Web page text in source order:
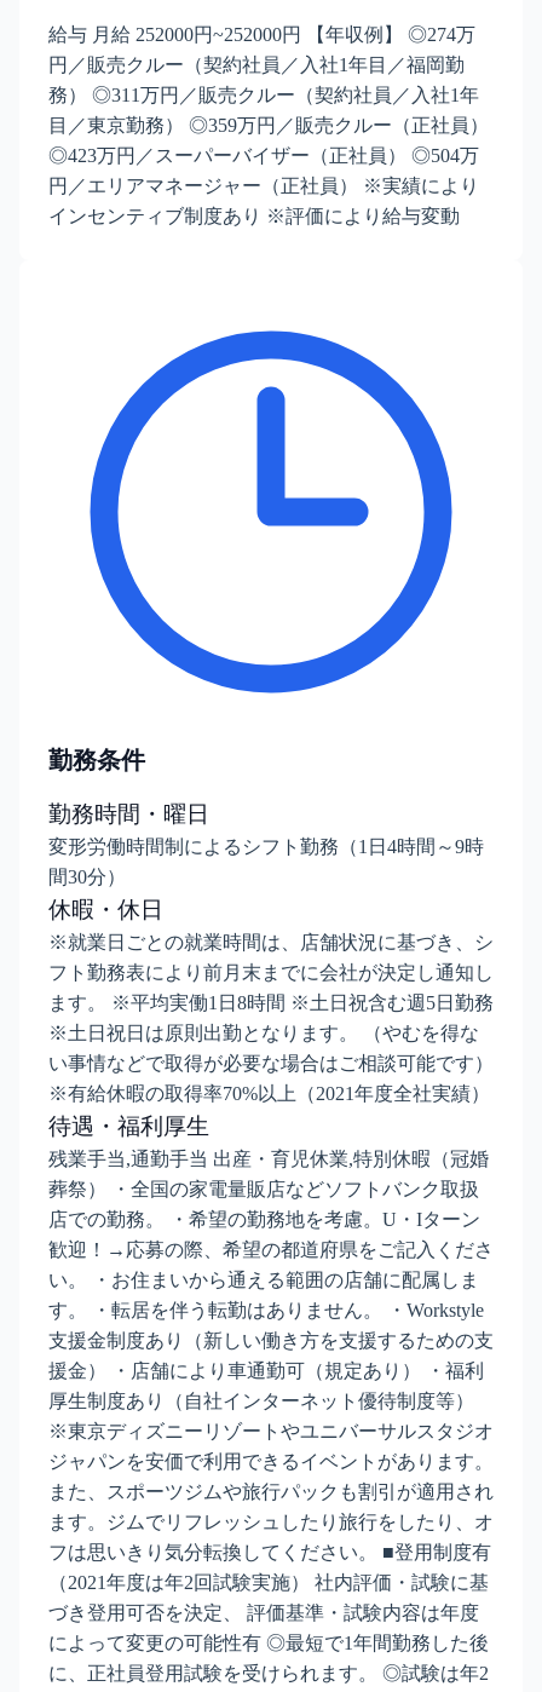
給与 月給 252000円~252000円 【年収例】 ◎274万
円／販売クルー（契約社員／入社1年目／福岡勤
務） ◎311万円／販売クルー（契約社員／入社1年
目／東京勤務） ◎359万円／販売クルー（正社員）
◎423万円／スーパーバイザー（正社員） ◎504万
円／エリアマネージャー（正社員） ※実績により
インセンティブ制度あり ※評価により給与変動
勤務条件
勤務時間・曜日
変形労働時間制によるシフト勤務（1日4時間～9時
間30分）
休暇・休日
※就業日ごとの就業時間は、店舗状況に基づき、シ
フト勤務表により前月末までに会社が決定し通知し
ます。 ※平均実働1日8時間 ※土日祝含む週5日勤務
※土日祝日は原則出勤となります。 （やむを得な
い事情などで取得が必要な場合はご相談可能です）
※有給休暇の取得率70%以上（2021年度全社実績）
待遇・福利厚生
残業手当,通勤手当 出産・育児休業,特別休暇（冠婚
葬祭） ・全国の家電量販店などソフトバンク取扱
店での勤務。 ・希望の勤務地を考慮。U・Iターン
歓迎！→応募の際、希望の都道府県をご記入くださ
い。 ・お住まいから通える範囲の店舗に配属しま
す。 ・転居を伴う転勤はありません。 ・Workstyle
支援金制度あり（新しい働き方を支援するための支
援金） ・店舗により車通勤可（規定あり） ・福利
厚生制度あり（自社インターネット優待制度等）
※東京ディズニーリゾートやユニバーサルスタジオ
ジャパンを安価で利用できるイベントがあります。
また、スポーツジムや旅行パックも割引が適用され
ます。ジムでリフレッシュしたり旅行をしたり、オ
フは思いきり気分転換してください。 ■登用制度有
（2021年度は年2回試験実施） 社内評価・試験に基
づき登用可否を決定、 評価基準・試験内容は年度
によって変更の可能性有 ◎最短で1年間勤務した後
に、正社員登用試験を受けられます。 ◎試験は年2